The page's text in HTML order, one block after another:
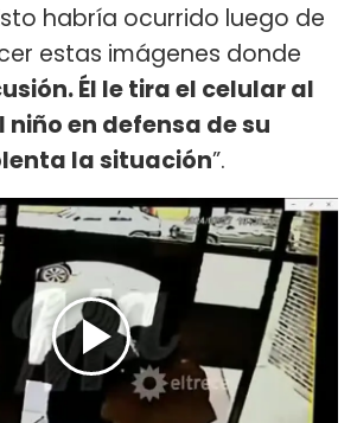
habría ocurrido luego de
estas imágenes donde
Él le tira el celular al
niño en defensa de su
la situación”.